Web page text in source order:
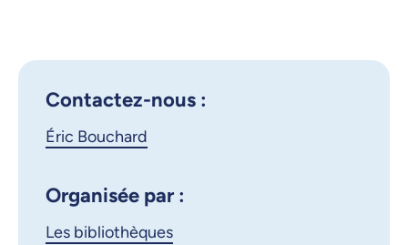
Contactez-nous :
Éric Bouchard
Organisée par :
Les bibliothèques